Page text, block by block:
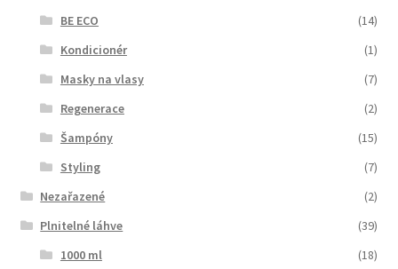
BE ECO
(14)
Kondicionér
(1)
Masky na vlasy
(7)
Regenerace
(2)
Šampóny
(15)
Styling
(7)
Nezařazené
(2)
Plnitelné láhve
(39)
1000 ml
(18)